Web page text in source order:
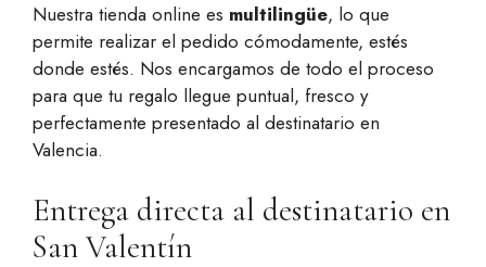
Nuestra tienda online es multilingüe, lo que
permite realizar el pedido cómodamente, estés
donde estés. Nos encargamos de todo el proceso
para que tu regalo llegue puntual, fresco y
perfectamente presentado al destinatario en
Valencia.
Entrega directa al destinatario en
San Valentín